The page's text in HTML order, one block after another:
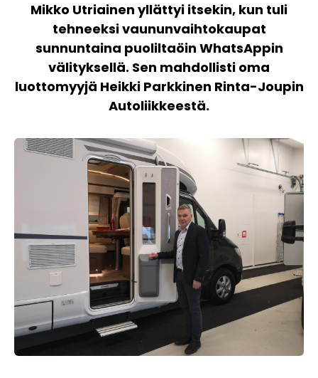
Mikko Utriainen yllättyi itsekin, kun tuli
tehneeksi vaununvaihtokaupat
sunnuntaina puoliltaöin WhatsAppin
välityksellä. Sen mahdollisti oma
luottomyyjä Heikki Parkkinen Rinta-Joupin
Autoliikkeestä.